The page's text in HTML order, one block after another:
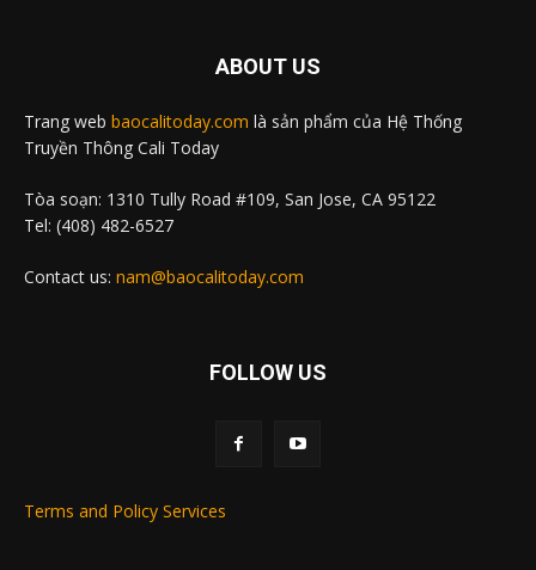
ABOUT US
Trang web baocalitoday.com là sản phẩm của Hệ Thống
Truyền Thông Cali Today
Tòa soạn: 1310 Tully Road #109, San Jose, CA 95122
Tel: (408) 482-6527
Contact us: nam@baocalitoday.com
FOLLOW US
Terms and Policy Services